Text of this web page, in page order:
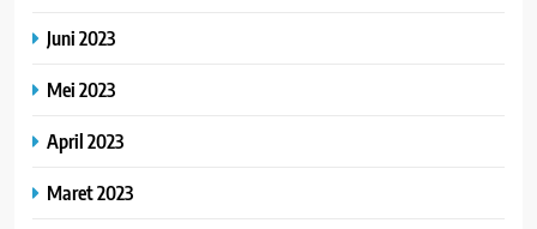
Juni 2023
Mei 2023
April 2023
Maret 2023